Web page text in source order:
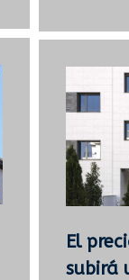
El
subirá